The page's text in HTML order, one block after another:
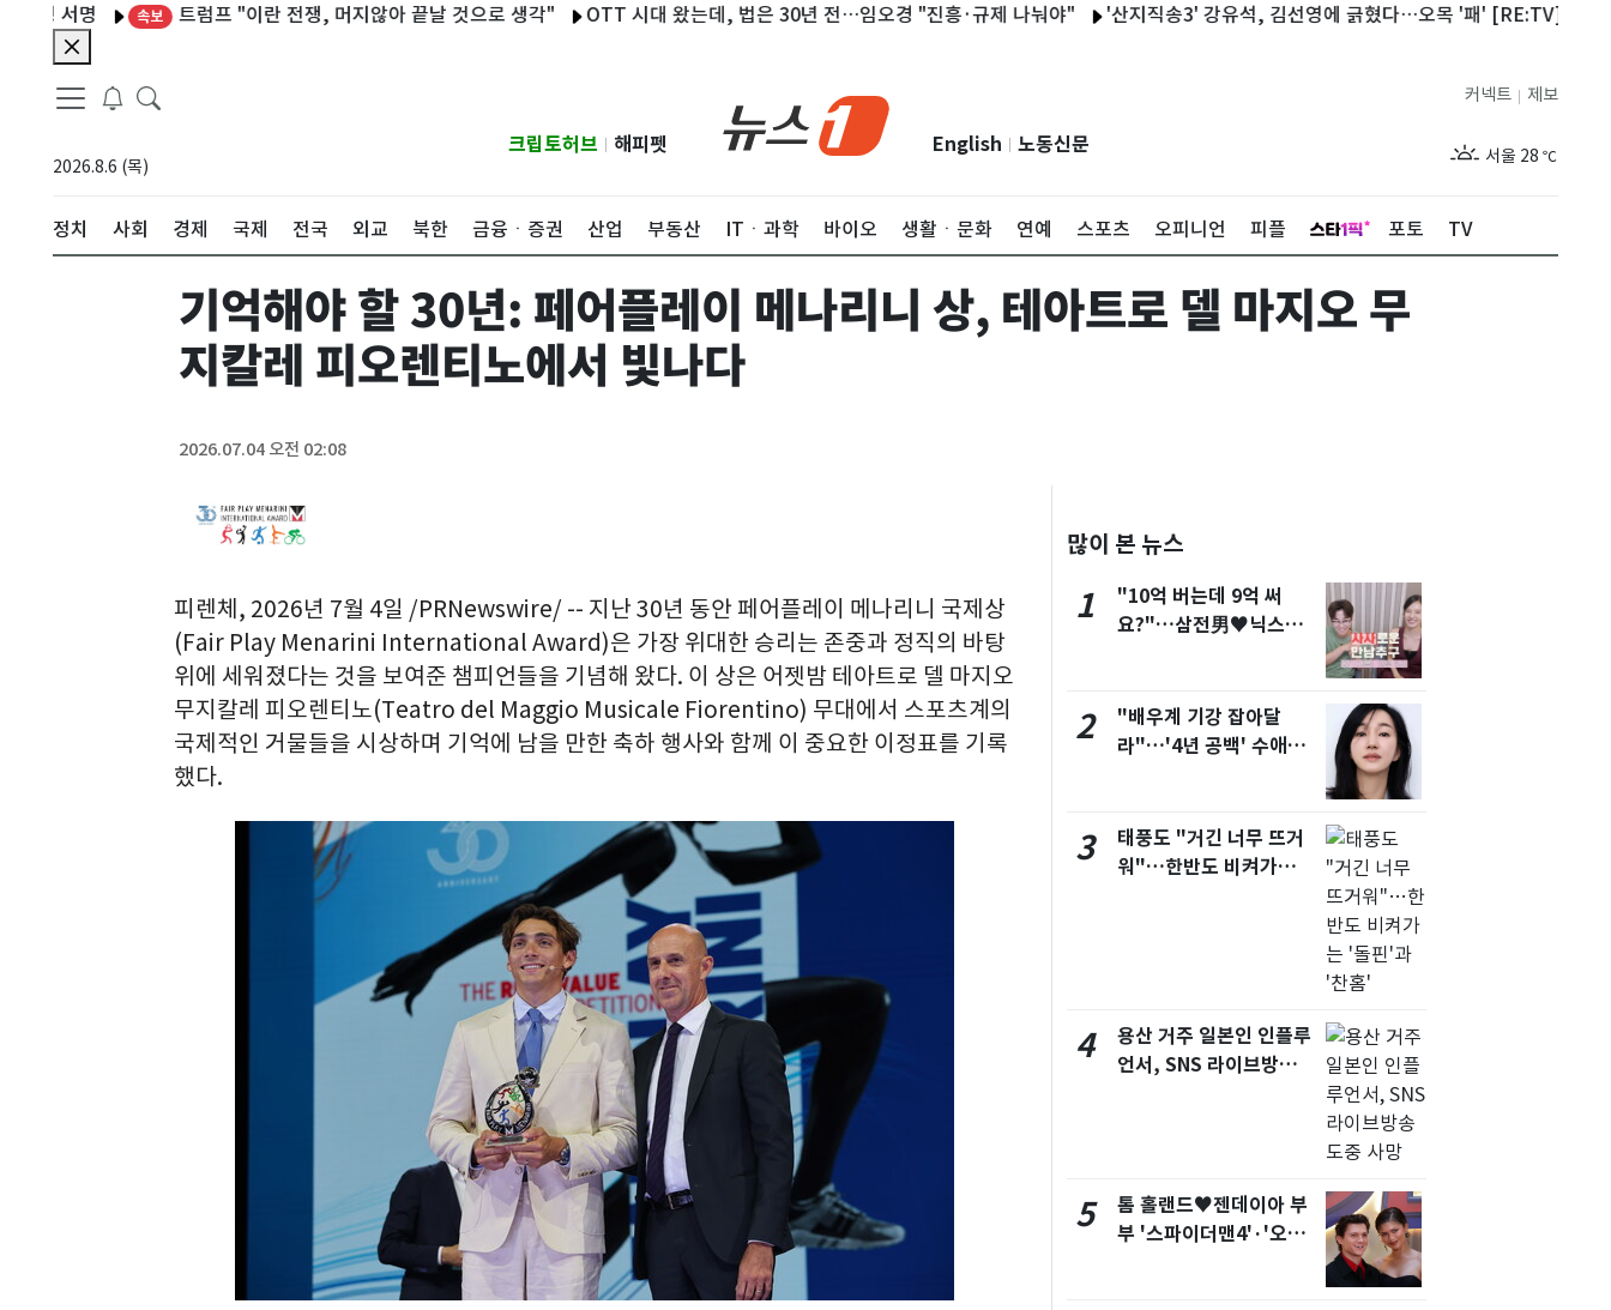
속보 트럼프 "이란 전쟁, 머지않아 끝날 것으로 생각" OTT 시대 왔는데, 법은 30년 전…임오경 "진흥·규제 나눠야" '산지직송3' 강유석, 김선영에 긁혔다…오목 '패' [RE:TV] '구해줘
2026.8.6 (목)
크립토허브 해피펫 English 노동신문
제보
커넥트
서울 28 ℃
정치 사회 경제 국제 전국 외교 북한 금융ㆍ증권 산업 부동산 ITㆍ과학 바이오 생활ㆍ문화 연예 스포츠 오피니언 피플 포토 TV
기억해야 할 30년: 페어플레이 메나리니 상, 테아트로 델 마지오 무
지칼레 피오렌티노에서 빛나다
2026.07.04 오전 02:08
피렌체 , 2026년 7월 4일 /PRNewswire/ -- 지난 30년 동안 페어플레이 메나리니 국제상
(Fair Play Menarini International Award)은 가장 위대한 승리는 존중과 정직의 바탕
위에 세워졌다는 것을 보여준 챔피언들을 기념해 왔다. 이 상은 어젯밤 테아트로 델 마지오
무지칼레 피오렌티노(Teatro del Maggio Musicale Fiorentino) 무대에서 스포츠계의
국제적인 거물들을 시상하며 기억에 남을 만한 축하 행사와 함께 이 중요한 이정표를 기록
했다.
많이 본 뉴스
1
"10억 버는데 9억 써
요?"…삼전男♥닉스女
2
"배우계 기강 잡아달
라"…'4년 공백' 수애,
3
태풍도 "거긴 너무 뜨거
워"…한반도 비켜가는
4
용산 거주 일본인 인플루
언서, SNS 라이브방송
5
톰 홀랜드♥젠데이아 부
부 '스파이더맨4'·'오디